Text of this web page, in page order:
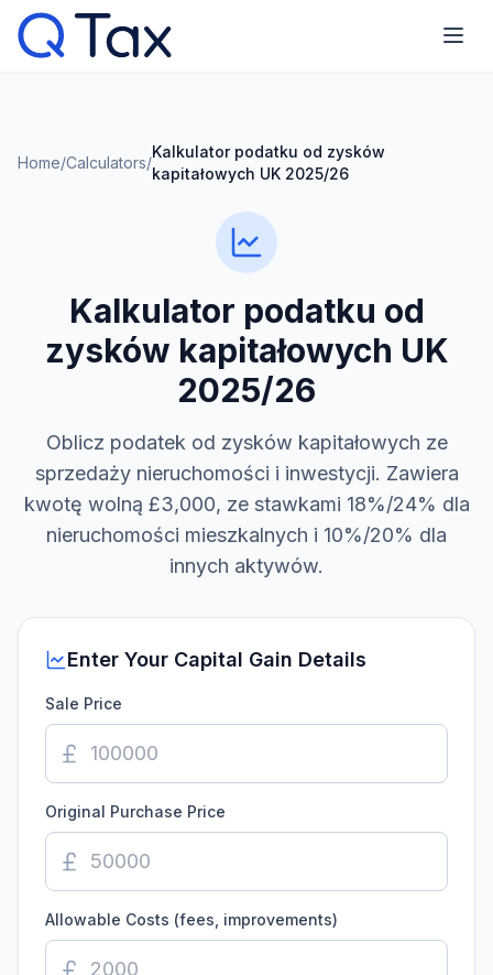
Home/Calculators/
Kalkulator podatku od zysków
kapitałowych UK 2025/26
Kalkulator podatku od
zysków kapitałowych UK
2025/26
Oblicz podatek od zysków kapitałowych ze
sprzedaży nieruchomości i inwestycji. Zawiera
kwotę wolną £3,000, ze stawkami 18%/24% dla
nieruchomości mieszkalnych i 10%/20% dla
innych aktywów.
Enter Your Capital Gain Details
Sale Price
Original Purchase Price
Allowable Costs (fees, improvements)